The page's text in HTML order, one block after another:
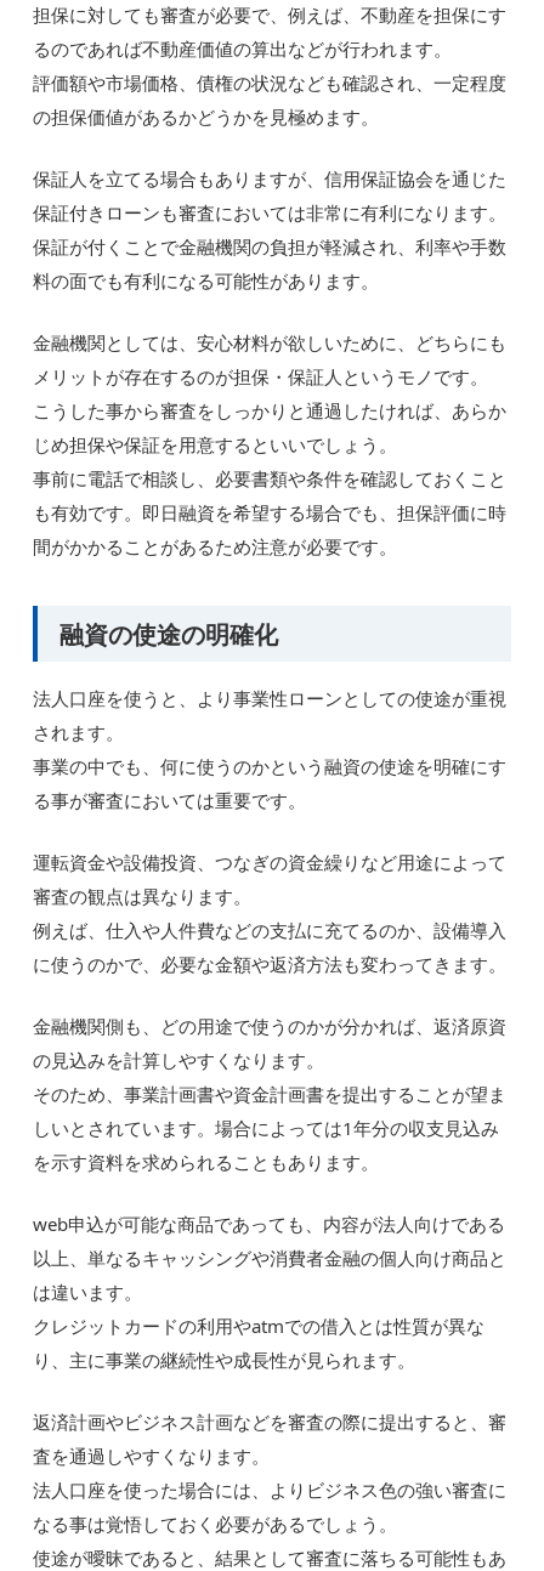
担保に対しても審査が必要で、例えば、不動産を担保にす
るのであれば不動産価値の算出などが行われます。
評価額や市場価格、債権の状況なども確認され、一定程度
の担保価値があるかどうかを見極めます。
保証人を立てる場合もありますが、信用保証協会を通じた
保証付きローンも審査においては非常に有利になります。
保証が付くことで金融機関の負担が軽減され、利率や手数
料の面でも有利になる可能性があります。
金融機関としては、安心材料が欲しいために、どちらにも
メリットが存在するのが担保・保証人というモノです。
こうした事から審査をしっかりと通過したければ、あらか
じめ担保や保証を用意するといいでしょう。
事前に電話で相談し、必要書類や条件を確認しておくこと
も有効です。即日融資を希望する場合でも、担保評価に時
間がかかることがあるため注意が必要です。
融資の使途の明確化
法人口座を使うと、より事業性ローンとしての使途が重視
されます。
事業の中でも、何に使うのかという融資の使途を明確にす
る事が審査においては重要です。
運転資金や設備投資、つなぎの資金繰りなど用途によって
審査の観点は異なります。
例えば、仕入や人件費などの支払に充てるのか、設備導入
に使うのかで、必要な金額や返済方法も変わってきます。
金融機関側も、どの用途で使うのかが分かれば、返済原資
の見込みを計算しやすくなります。
そのため、事業計画書や資金計画書を提出することが望ま
しいとされています。場合によっては1年分の収支見込み
を示す資料を求められることもあります。
web申込が可能な商品であっても、内容が法人向けである
以上、単なるキャッシングや消費者金融の個人向け商品と
は違います。
クレジットカードの利用やatmでの借入とは性質が異な
り、主に事業の継続性や成長性が見られます。
返済計画やビジネス計画などを審査の際に提出すると、審
査を通過しやすくなります。
法人口座を使った場合には、よりビジネス色の強い審査に
なる事は覚悟しておく必要があるでしょう。
使途が曖昧であると、結果として審査に落ちる可能性もあ